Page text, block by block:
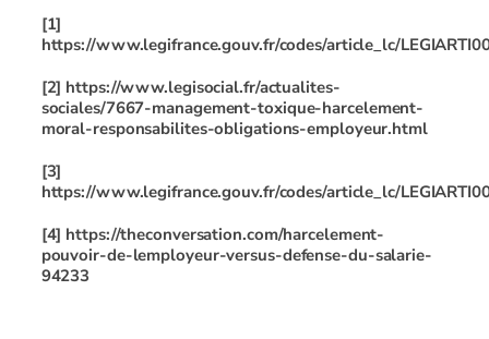
[1]
https://www.legifrance.gouv.fr/codes/article_lc/
[2] https://www.legisocial.fr/actualites-
sociales/7667-management-toxique-harcelement-
moral-responsabilites-obligations-employeur.html
[3]
https://www.legifrance.gouv.fr/codes/article_lc/
[4] https://theconversation.com/harcelement-
pouvoir-de-lemployeur-versus-defense-du-salarie-
94233